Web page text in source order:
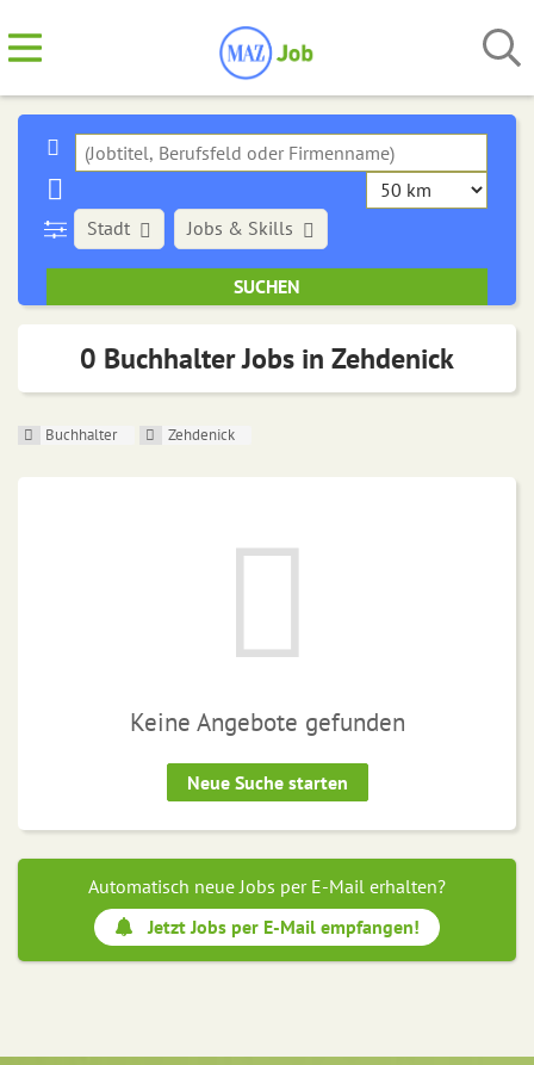
Stadt Jobs & Skills
0 Buchhalter Jobs in Zehdenick
Buchhalter Zehdenick
Keine Angebote gefunden
Neue Suche starten
Automatisch neue Jobs per E-Mail erhalten?
Jetzt Jobs per E-Mail empfangen!